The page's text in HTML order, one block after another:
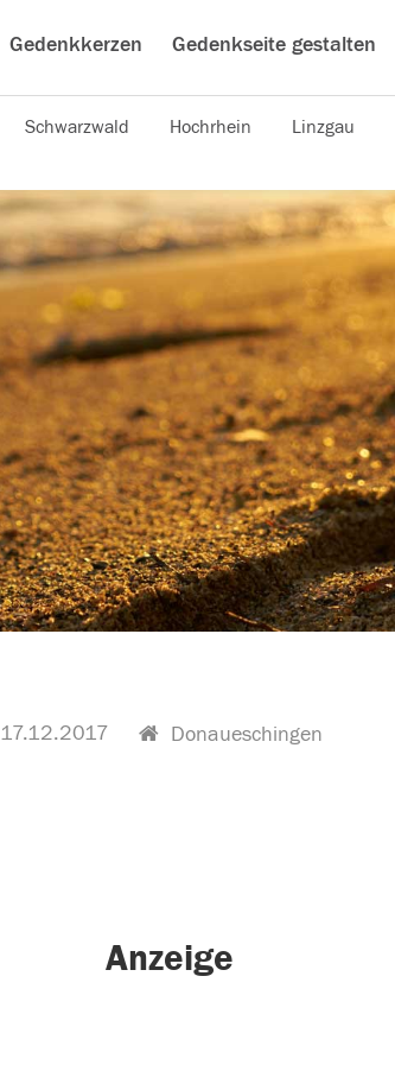
Gedenkkerzen Gedenkseite gestalten
Schwarzwald Hochrhein Linzgau
17.12.2017 Donaueschingen
Anzeige